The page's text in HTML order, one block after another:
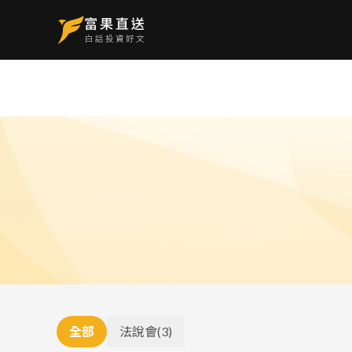
全部 法說會(3)